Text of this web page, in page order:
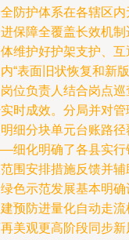
防护体系在各辖区
保障全覆盖长效机
维护好护架支护、
“表面旧状恢复和新
位负责人结合岗点
时成效。分局并对
细分块单元台账路
细化明确了各县实行
围安排措施反馈并
色示范发展基本明
预防进量化自动走
美观更高阶段同步